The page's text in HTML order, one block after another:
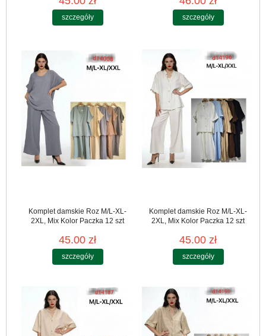
szczegóły szczegóły
Komplet damskie Roz M/L-XL-
2XL, Mix Kolor Paczka 12 szt
45.00 zł
szczegóły
Komplet damskie Roz M/L-XL-
2XL, Mix Kolor Paczka 12 szt
45.00 zł
szczegóły